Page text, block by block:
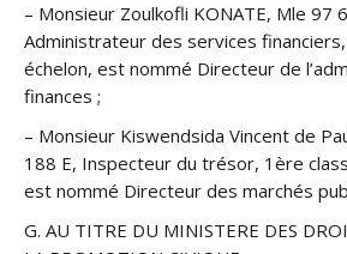
– Monsieur Zoulkofli KONATE, Mle 97
Administrateur des services
échelon, est nommé Directeur de
finances ;
– Monsieur Kiswendsida Vincent de
188 E, Inspecteur du trésor, 1ère
est nommé Directeur des marchés
G. AU TITRE DU MINISTERE DES